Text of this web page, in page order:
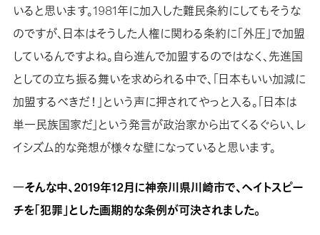
いると思います。1981年に加入した難民条約にしてもそうな
のですが、日本はそうした人権に関わる条約に「外圧」で加盟
しているんですよね。自ら進んで加盟するのではなく、先進国
としての立ち振る舞いを求められる中で、「日本もいい加減に
加盟するべきだ！」という声に押されてやっと入る。「日本は
単一民族国家だ」という発言が政治家から出てくるぐらい、レ
イシズム的な発想が様々な壁になっていると思います。
―そんな中、2019年12月に神奈川県川崎市で、ヘイトスピー
チを「犯罪」とした画期的な条例が可決されました。